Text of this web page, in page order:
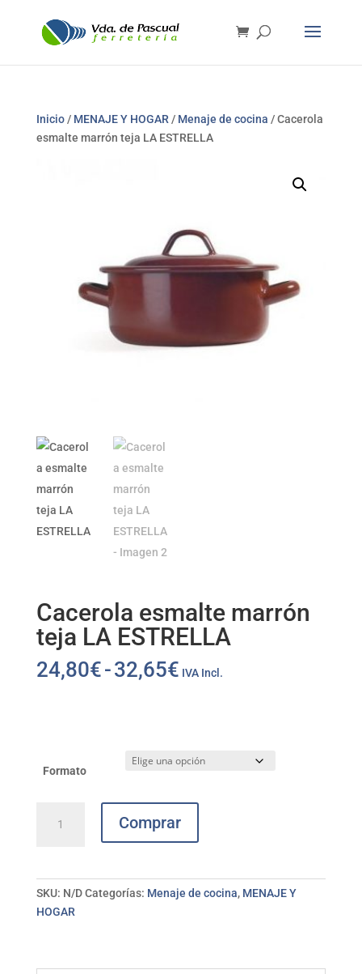
Inicio/ MENAJE Y HOGAR / Menaje de cocina / Cacerola
esmalte marrón teja LA ESTRELLA
Cacerola esmalte marrón
teja LA ESTRELLA
24,80€-32,65€Rango
hasta
IVA Incl.
Formato
esmalte
Comprar
SKU: N/D Categorías: Menaje de cocina, MENAJE Y
HOGAR